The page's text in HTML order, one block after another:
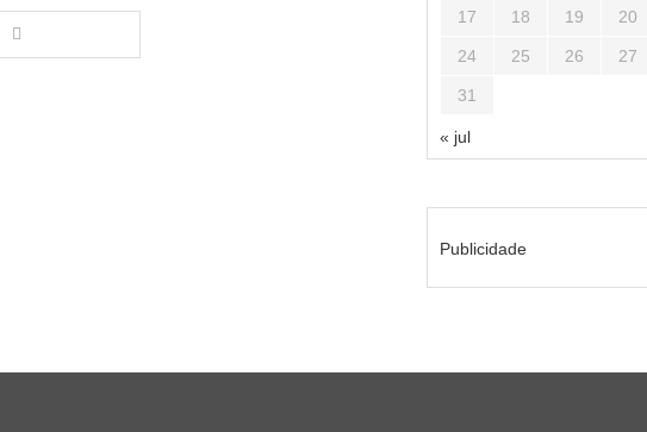
17 18 19 20
24 25 26 27
31
« jul
Publicidade